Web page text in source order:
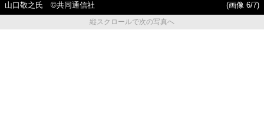
山口敬之氏 ©共同通信社
(画像 6/7)
縦スクロールで次の写真へ